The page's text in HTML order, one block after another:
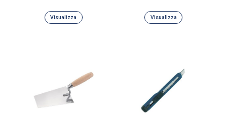
da
5,39 €
Visualizza
da
7,69 €
Visualizza